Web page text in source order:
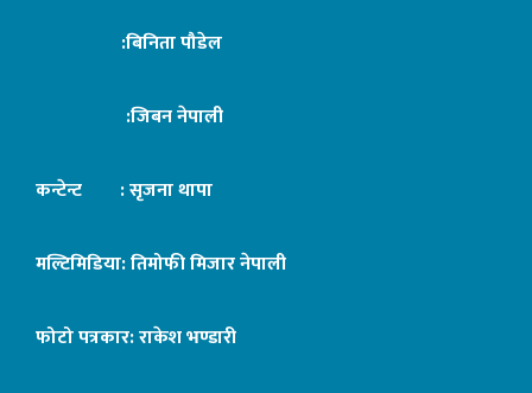
:बिनिता पौडेल
:जिबन नेपाली
कन्टेन्ट : सृजना थापा
मल्टिमिडिया: तिमोफी मिजार नेपाली
फोटो पत्रकार: राकेश भण्डारी